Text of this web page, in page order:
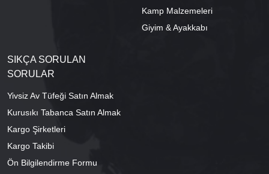
Kamp Malzemeleri
Giyim & Ayakkabı
SIKÇA SORULAN
SORULAR
Yivsiz Av Tüfeği Satın Almak
Kurusıkı Tabanca Satın Almak
Kargo Şirketleri
Kargo Takibi
Ön Bilgilendirme Formu